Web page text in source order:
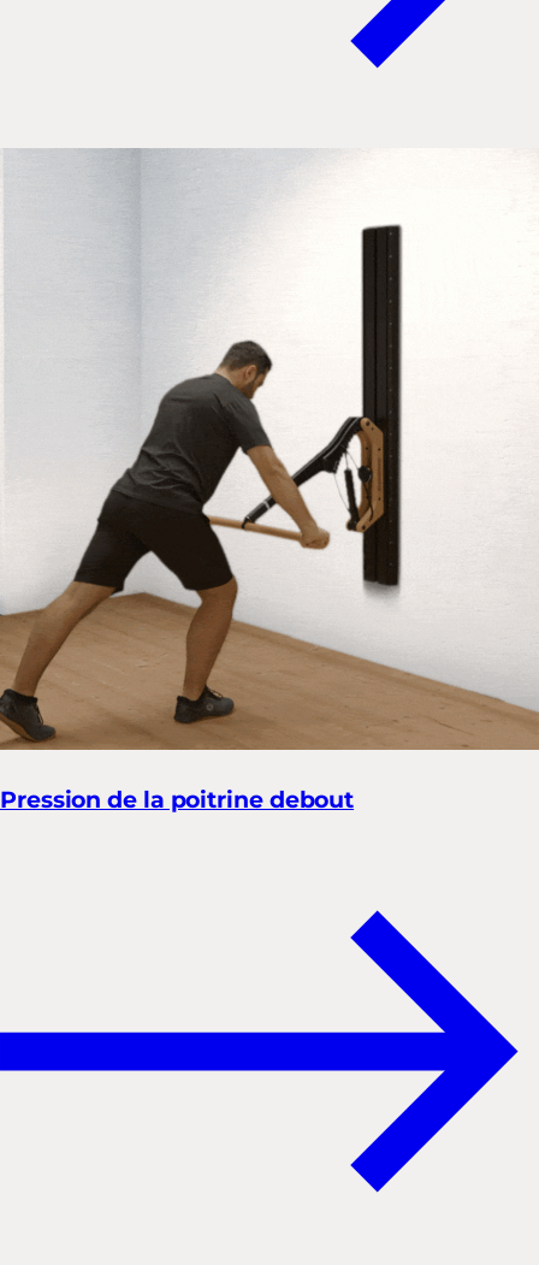
Pression de la poitrine debout